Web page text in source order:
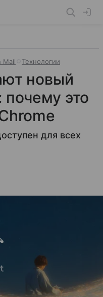
Mail Технологии
новый
почему это
для всех